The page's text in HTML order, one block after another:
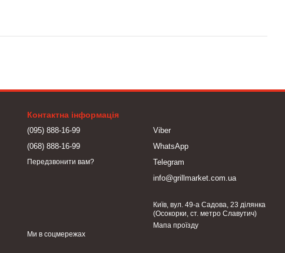
Контактна інформація
(095) 888-16-99
(068) 888-16-99
Передзвонити вам?
Viber
WhatsApp
Telegram
info@grillmarket.com.ua
Київ, вул. 49-а Садова, 23 ділянка
(Осокорки, ст. метро Славутич)
Мапа проїзду
Ми в соцмережах